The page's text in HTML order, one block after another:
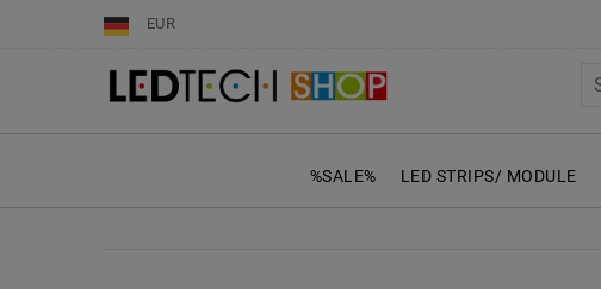
EUR
%SALE% LED STRIPS/ MODULE